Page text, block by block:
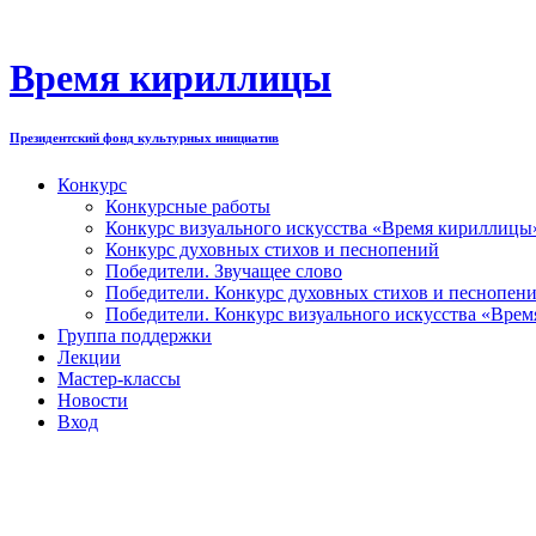
содержимому
Время кириллицы
Президентский фонд культурных инициатив
Конкурс
Конкурсные работы
Конкурс визуального искусства «Время
Конкурс духовных стихов и песнопений
Победители. Звучащее слово
Победители. Конкурс духовных стихов и
Победители. Конкурс визуального искусства
Группа поддержки
Лекции
Мастер-классы
Новости
Вход